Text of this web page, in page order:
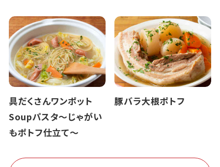
具だくさんワンポット
Soupパスタ～じゃがい
もポトフ仕立て～
豚バラ大根ポトフ